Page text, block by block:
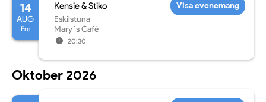
14
AUG
Fre
Kensie & Stiko
Eskilstuna
Mary´s Café
20:30
Visa evenemang
Oktober 2026